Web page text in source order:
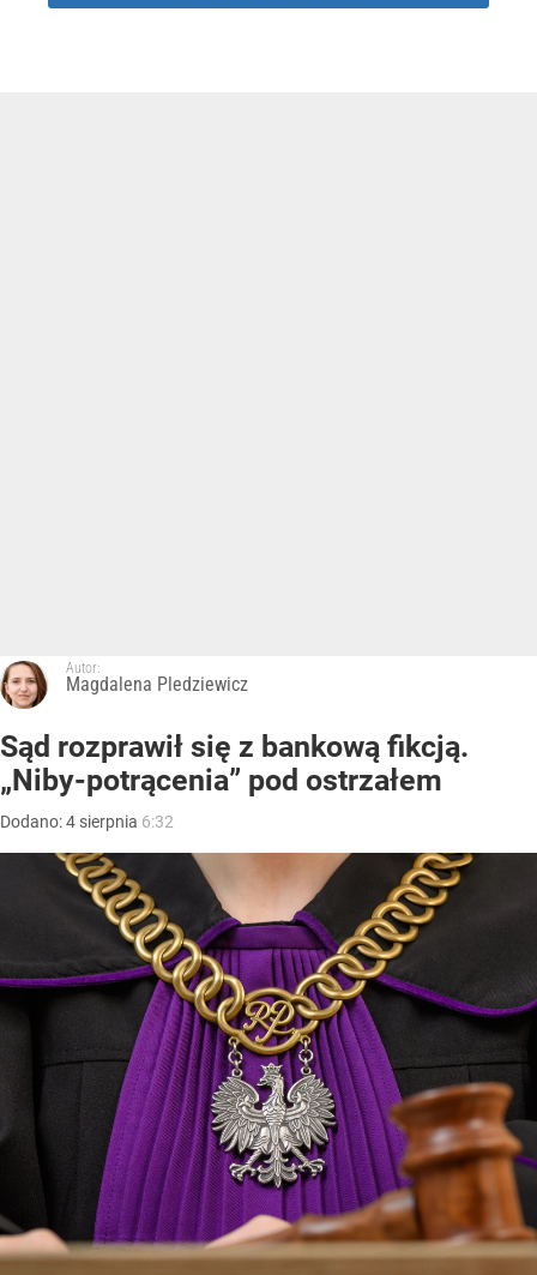
Autor:
Magdalena Pledziewicz
Sąd rozprawił się z bankową fikcją.
„Niby-potrącenia” pod ostrzałem
Dodano:4 sierpnia 6:32